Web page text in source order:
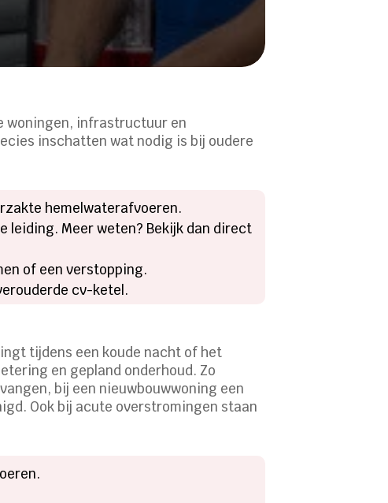
woningen, infrastructuur en
inschatten wat nodig is bij oudere
hemelwaterafvoeren.
leiding. Meer weten? Bekijk dan direct
of een verstopping.
cv-ketel.
tijdens een koude nacht of het
en gepland onderhoud. Zo
bij een nieuwbouwwoning een
Ook bij acute overstromingen staan